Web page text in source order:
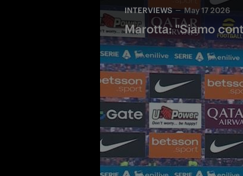
INTERVIEWS May 17 2026
Marotta: "Siamo